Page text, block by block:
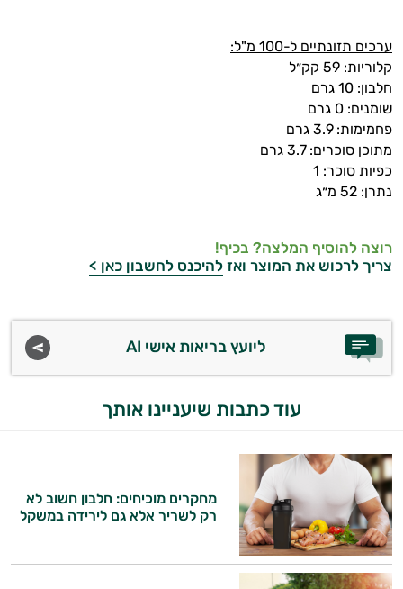
ערכים תזונתיים ל-100 מ"ל:
קלוריות: 59 קק״ל
חלבון: 10 גרם
שומנים: 0 גרם
פחמימות: 3.9 גרם
מתוכן סוכרים: 3.7 גרם
כפיות סוכר: 1
נתרן: 52 מ״ג
רוצה להוסיף המלצה? בכיף!
צריך לרכוש את המוצר ואז להיכנס לחשבון כאן >
ליועץ בריאות אישי AI
עוד כתבות שיעניינו אותך
מחקרים מוכיחים: חלבון חשוב לא
רק לשריר אלא גם לירידה במשקל